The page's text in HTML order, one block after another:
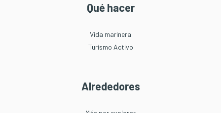
Qué hacer
Vida marinera
Turismo Activo
Alrededores